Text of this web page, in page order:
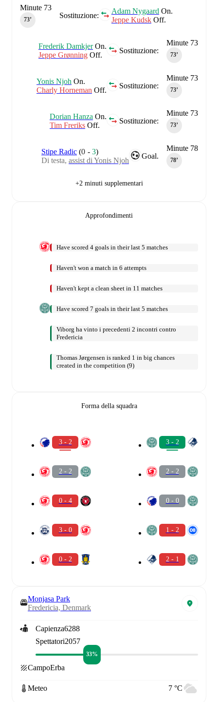
Sostituzione:
Adam Nygaard On.
Jeppe Kudsk Off.
Minute 73
73‎’‎
Minute 73
73‎’‎
Sostituzione:
Frederik DamkjerOn.
Jeppe Grønning Off.
Minute 73
73‎’‎
Sostituzione:
Yonis Njoh On.
Charly Horneman Off.
Minute 73
73‎’‎
Sostituzione:
Dorian Hanza On.
Tim Freriks Off.
Minute 78
78‎’‎
Goal.
Stipe Radic (0 -3)
Di testa, assist di Yonis Njoh
+2 minuti supplementari
Approfondimenti
Have scored 4 goals in their last 5 matches
Haven't won a match in 6 attempts
Haven't kept a clean sheet in 11 matches
Have scored 7 goals in their last 5 matches
Viborg ha vinto i precedenti 2 incontri contro
Fredericia
Thomas Jørgensen is ranked 1 in big chances
created in the competition (9)
Forma della squadra
3 - 2
2 - 2
0 - 4
3 - 0
0 - 2
3 - 2
2 - 2
0 - 0
1 - 2
2 - 1
Monjasa Park
Fredericia, Denmark
Capienza6288
Spettatori2057
33%
CampoErba
Meteo 7 °C